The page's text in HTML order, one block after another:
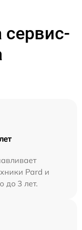
Pard и
до 3 лет.